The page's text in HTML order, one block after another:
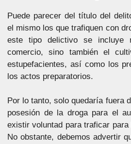
Puede parecer del título del
el mismo los que trafiquen con
este tipo delictivo se
comercio, sino también el
estupefacientes, así como los
los actos preparatorios.
Por lo tanto, solo quedaría fuera
posesión de la droga para el
existir voluntad para traficar
No obstante, debemos advertir